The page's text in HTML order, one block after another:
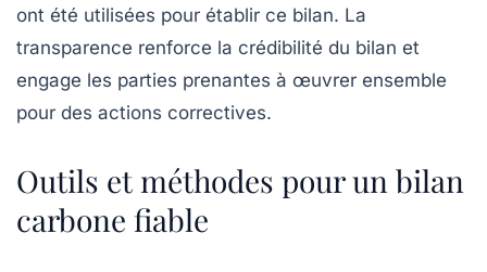
ont été utilisées pour établir ce bilan. La
transparence renforce la crédibilité du bilan et
engage les parties prenantes à œuvrer ensemble
pour des actions correctives.
Outils et méthodes pour un bilan
carbone fiable